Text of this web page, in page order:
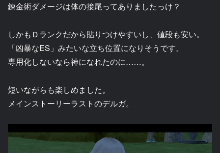
錬金術ダメージは体の接尾ってありましたっけ？
しかもＤランクだから貼りつけやすいし、値段も安い。
「凶暴なES」みたいな立ち位置になりそうです。
専用化しないなら神になれたのに……。
短いながらも楽しめました。
メインストーリーラストのデルガ。